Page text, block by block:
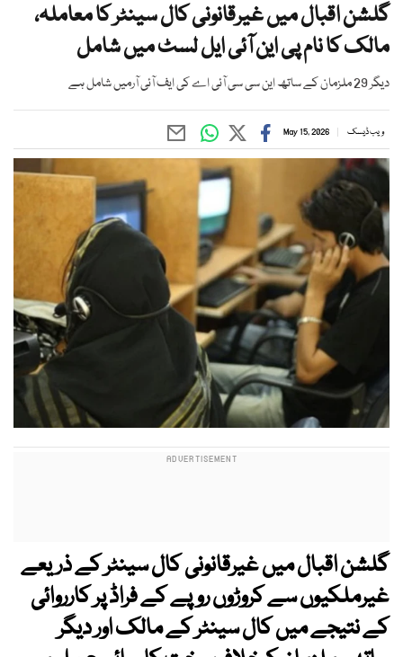
گلشن اقبال میں غیرقانونی کال سینٹر کا معاملہ،
مالک کا نام پی این آئی ایل لسٹ میں شامل
دیگر 29 ملزمان کے ساتھ این سی سی آئی اے کی ایف آئی آرمیں شامل ہے
ویب ڈیسک May 15, 2026
گلشن اقبال میں غیرقانونی کال سینٹر کے ذریعے
غیرملکیوں سے کروڑوں روپے کے فراڈ پر کارروائی
کے نتیجے میں کال سینٹر کے مالک اور دیگر